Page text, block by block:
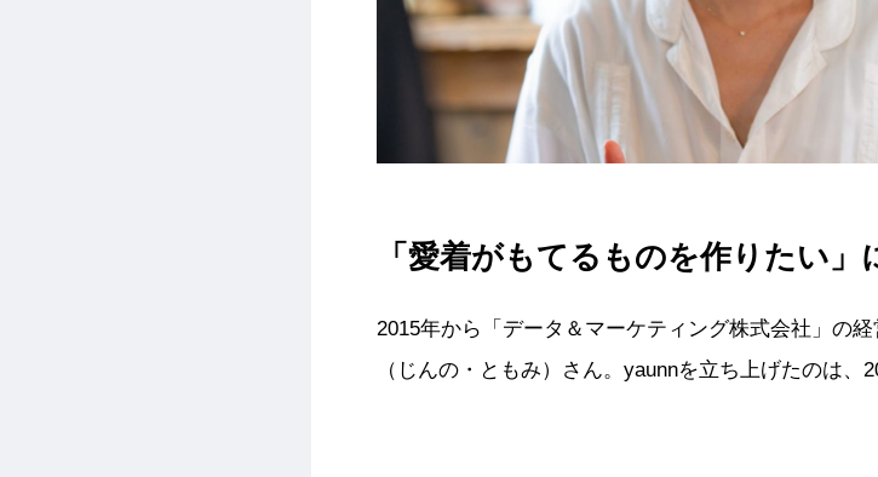
「愛着がもてるものを作りたい
2015年から「データ＆マーケティング株式会社」の
（じんの・ともみ）さん。yaunnを立ち上げたのは、